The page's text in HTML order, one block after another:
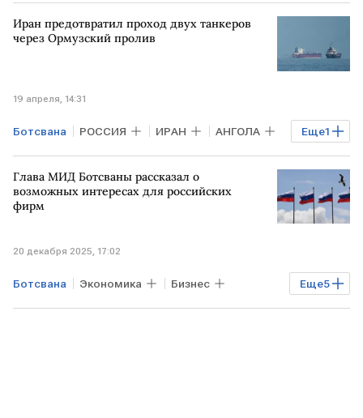
Промышленность АНГОЛА
КАНАДА
Иран предотвратил проход двух танкеров
через Ормузский пролив
19 апреля, 14:31
Еще1
Ботсвана РОССИЯ ИРАН АНГОЛА
Ормузский пролив
Глава МИД Ботсваны рассказал о
возможных интересах для российских
фирм
20 декабря 2025, 17:02
Еще5
Ботсвана Экономика Бизнес
РОССИЯ АФРИКА Каир